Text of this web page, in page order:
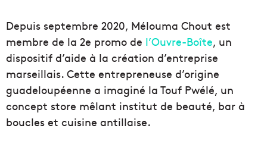
Depuis septembre 2020, Mélouma Chout est
membre de la 2e promo de l’Ouvre-Boîte, un
dispositif d’aide à la création d’entreprise
marseillais. Cette entrepreneuse d’origine
guadeloupéenne a imaginé la Touf Pwélé, un
concept store mêlant institut de beauté, bar à
boucles et cuisine antillaise.